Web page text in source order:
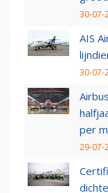
30-07-
AIS
30-07-
per
29-07-